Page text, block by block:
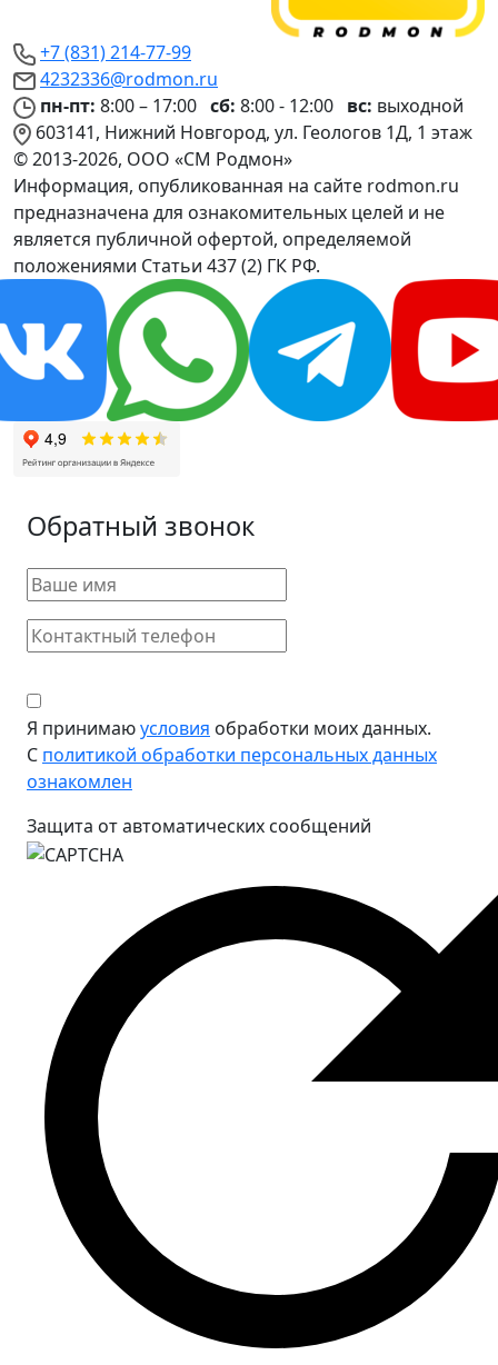
+7 (831) 214-77-99
4232336@rodmon.ru
пн-пт: 8:00 – 17:00 сб: 8:00 - 12:00 вс: выходной
603141, Нижний Новгород, ул. Геологов 1Д, 1 этаж
© 2013-2026, ООО «СМ Родмон»
Информация, опубликованная на сайте rodmon.ru
предназначена для ознакомительных целей и не
является публичной офертой, определяемой
положениями Статьи 437 (2) ГК РФ.
Обратный звонок
Я принимаюусловия обработки моих данных.
С политикой обработки персональных данных
ознакомлен
Защита от автоматических сообщений